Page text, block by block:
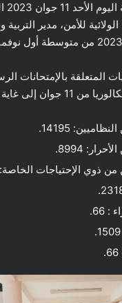
الولائية للأمن، مدير
غاية 15 جوان 2023
14195.
8994.
الخاصة: 14 بصري 13 حركي 03 صم والبكم.
66.